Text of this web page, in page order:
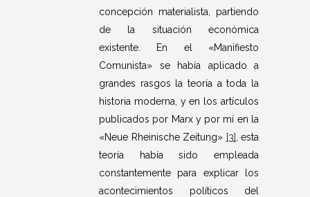
concepción materialista, partiendo
de la situación económica
existente. En el «Manifiesto
Comunista» se había aplicado a
grandes rasgos la teoría a toda la
historia moderna, y en los artículos
publicados por Marx y por mí en la
«Neue Rheinische Zeitung» [3] , esta
teoría había sido empleada
constantemente para explicar los
acontecimientos políticos del